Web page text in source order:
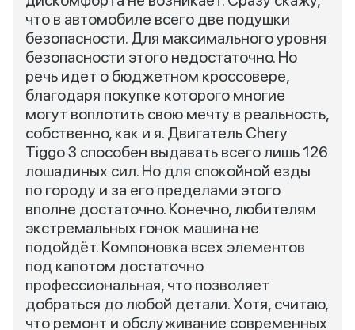
что в автомобиле всего две подушки
безопасности. Для максимального уровня
безопасности этого недостаточно. Но
речь идет о бюджетном кроссовере,
благодаря покупке которого многие
могут воплотить свою мечту в реальность,
собственно, как и я. Двигатель Chery
Tiggo 3 способен выдавать всего лишь 126
лошадиных сил. Но для спокойной езды
по городу и за его пределами этого
вполне достаточно. Конечно, любителям
экстремальных гонок машина не
подойдёт. Компоновка всех элементов
под капотом достаточно
профессиональная, что позволяет
добраться до любой детали. Хотя, считаю,
что ремонт и обслуживание современных